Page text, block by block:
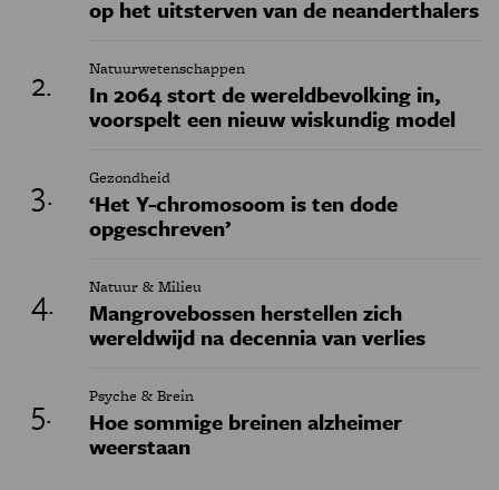
op het uitsterven van de neanderthalers
Natuurwetenschappen
In 2064 stort de wereldbevolking in,
voorspelt een nieuw wiskundig model
Gezondheid
‘Het Y-chromosoom is ten dode
opgeschreven’
Natuur & Milieu
Mangrovebossen herstellen zich
wereldwijd na decennia van verlies
Psyche & Brein
Hoe sommige breinen alzheimer
weerstaan